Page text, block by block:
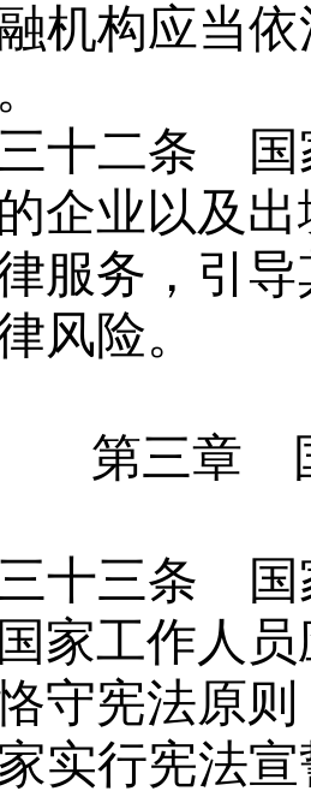
机构应当
十二条 国
企业以及
服务，引
风险。
第三章
十三条 国
家工作人
守宪法原
实行宪法